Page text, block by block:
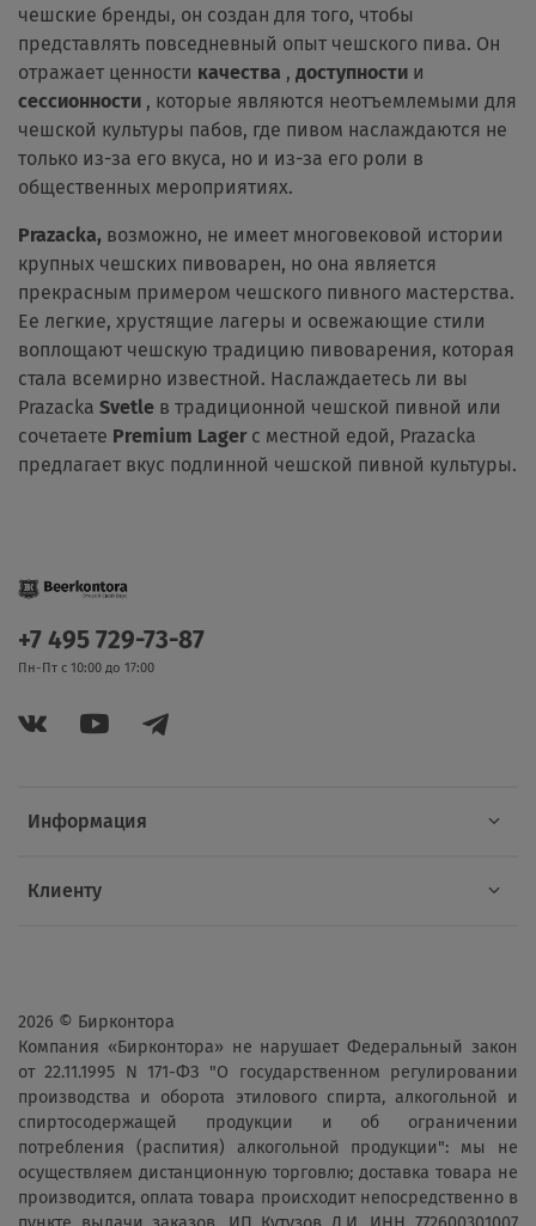
чешские бренды, он создан для того, чтобы
представлять повседневный опыт чешского пива. Он
отражает ценности качества , доступности и
сессионности , которые являются неотъемлемыми для
чешской культуры пабов, где пивом наслаждаются не
только из-за его вкуса, но и из-за его роли в
общественных мероприятиях.
Prazacka, возможно, не имеет многовековой истории
крупных чешских пивоварен, но она является
прекрасным примером чешского пивного мастерства.
Ее легкие, хрустящие лагеры и освежающие стили
воплощают чешскую традицию пивоварения, которая
стала всемирно известной. Наслаждаетесь ли вы
Prazacka Svetle в традиционной чешской пивной или
сочетаете Premium Lagerс местной едой, Prazacka
предлагает вкус подлинной чешской пивной культуры.
Информация
Клиенту
+7 495 729-73-87
Пн-Пт с 10:00 до 17:00
2026 © Бирконтора
Компания «Бирконтора» не нарушает Федеральный закон
от 22.11.1995 N 171-ФЗ "О государственном регулировании
производства и оборота этилового спирта, алкогольной и
спиртосодержащей продукции и об ограничении
потребления (распития) алкогольной продукции": мы не
осуществляем дистанционную торговлю; доставка товара не
производится, оплата товара происходит непосредственно в